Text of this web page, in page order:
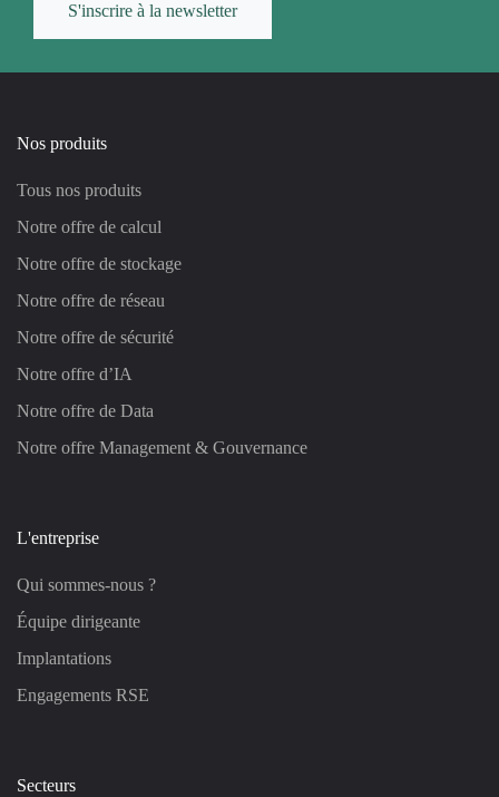
S'inscrire à la newsletter
Nos produits
Tous nos produits
Notre offre de calcul
Notre offre de stockage
Notre offre de réseau
Notre offre de sécurité
Notre offre d’IA
Notre offre de Data
Notre offre Management & Gouvernance
L'entreprise
Qui sommes-nous ?
Équipe dirigeante
Implantations
Engagements RSE
Secteurs